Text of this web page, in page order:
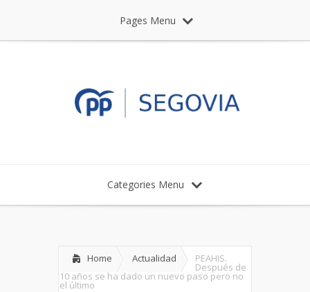
Pages Menu
Categories Menu
Home Actualidad PEAHIS.
Después de
10 años se ha dado un nuevo paso pero no
el último